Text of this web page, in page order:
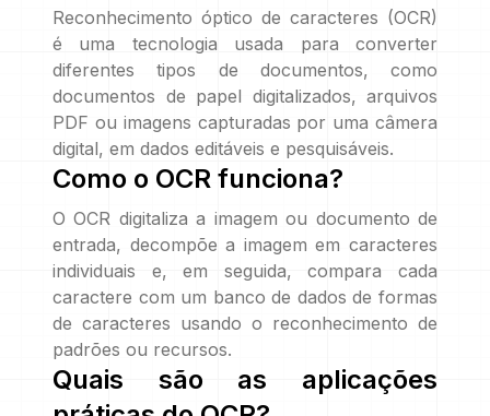
Reconhecimento óptico de caracteres (OCR)
é uma tecnologia usada para converter
diferentes tipos de documentos, como
documentos de papel digitalizados, arquivos
PDF ou imagens capturadas por uma câmera
digital, em dados editáveis e pesquisáveis.
Como o OCR funciona?
O OCR digitaliza a imagem ou documento de
entrada, decompõe a imagem em caracteres
individuais e, em seguida, compara cada
caractere com um banco de dados de formas
de caracteres usando o reconhecimento de
padrões ou recursos.
Quais são as aplicações